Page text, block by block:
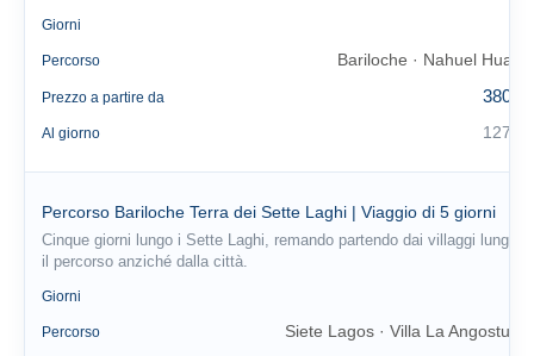
Giorni
Percorso Bariloche · Nahuel Huapi
Prezzo a partire da 380 €
Al giorno 127 €
Percorso Bariloche Terra dei Sette Laghi | Viaggio di 5 giorni
Cinque giorni lungo i Sette Laghi, remando partendo dai villaggi lungo
il percorso anziché dalla città.
Giorni
Percorso Siete Lagos · Villa La Angostura